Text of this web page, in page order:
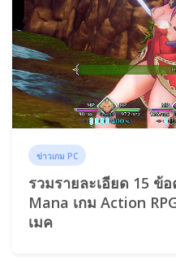
ข่าวเกม PC
รวมรายละเอียด 15 ข้
Mana เกม Action
เมค